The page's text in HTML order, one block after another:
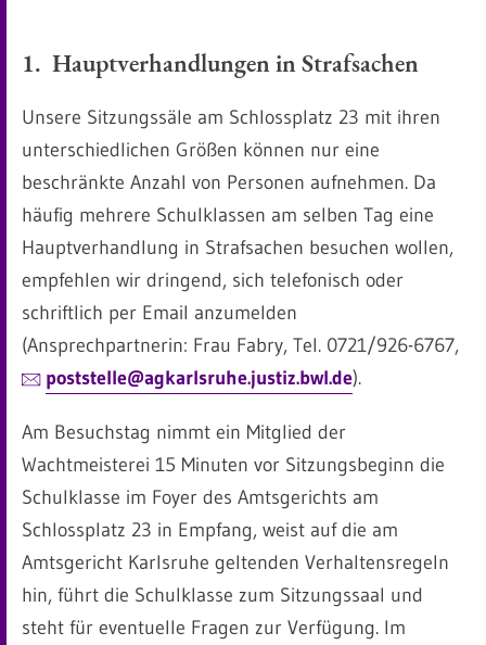
1. Hauptverhandlungen in Strafsachen
Unsere Sitzungssäle am Schlossplatz 23 mit ihren
unterschiedlichen Größen können nur eine
beschränkte Anzahl von Personen aufnehmen. Da
häufig mehrere Schulklassen am selben Tag eine
Hauptverhandlung in Strafsachen besuchen wollen,
empfehlen wir dringend, sich telefonisch oder
schriftlich per Email anzumelden
(Ansprechpartnerin: Frau Fabry, Tel. 0721/926-6767,
poststelle@agkarlsruhe.justiz.bwl.de).
Am Besuchstag nimmt ein Mitglied der
Wachtmeisterei 15 Minuten vor Sitzungsbeginn die
Schulklasse im Foyer des Amtsgerichts am
Schlossplatz 23 in Empfang, weist auf die am
Amtsgericht Karlsruhe geltenden Verhaltensregeln
hin, führt die Schulklasse zum Sitzungssaal und
steht für eventuelle Fragen zur Verfügung. Im